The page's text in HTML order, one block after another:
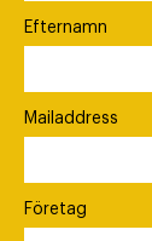
Efternamn
Mailaddress
Företag